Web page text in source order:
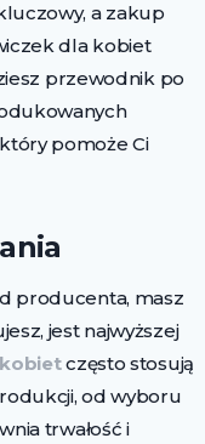
a zakup
dla kobiet
przewodnik po
pomoże Ci
producenta, masz
jest najwyższej
często stosują
od wyboru
trwałość i